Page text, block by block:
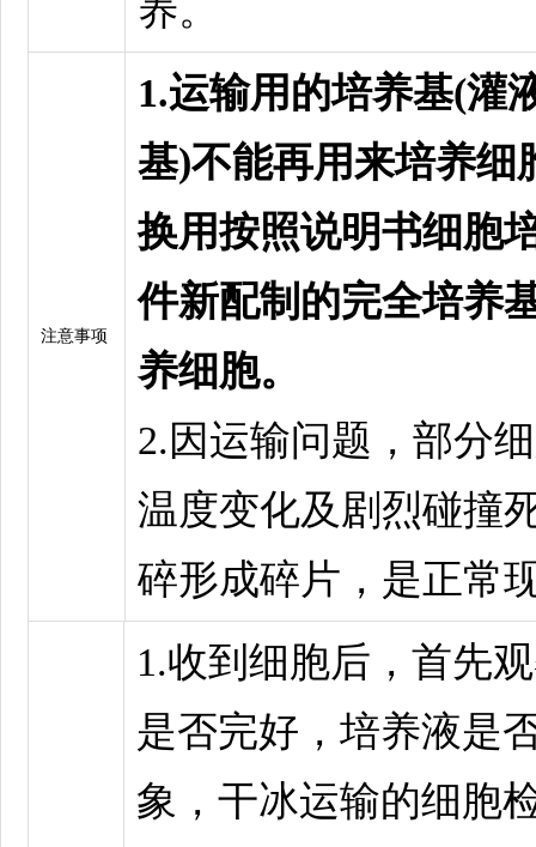
养。
注意事项
1.运输用的培养基(灌
基)不能再用来培养细
换用按照说明书细胞
件新配制的完全培养
养细胞。
2.因运输问题，部分
温度变化及剧烈碰撞
碎形成碎片，是正常
1.收到细胞后，首先
是否完好，培养液是
象，干冰运输的细胞